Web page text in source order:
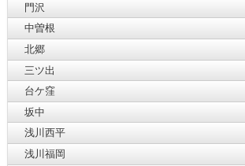
門沢
中曽根
北郷
三ツ出
台ケ窪
坂中
浅川西平
浅川福岡